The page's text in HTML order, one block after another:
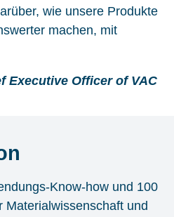
wie unsere Produkte
machen, mit
Executive Officer of VAC
Know-how und 100
Materialwissenschaft und